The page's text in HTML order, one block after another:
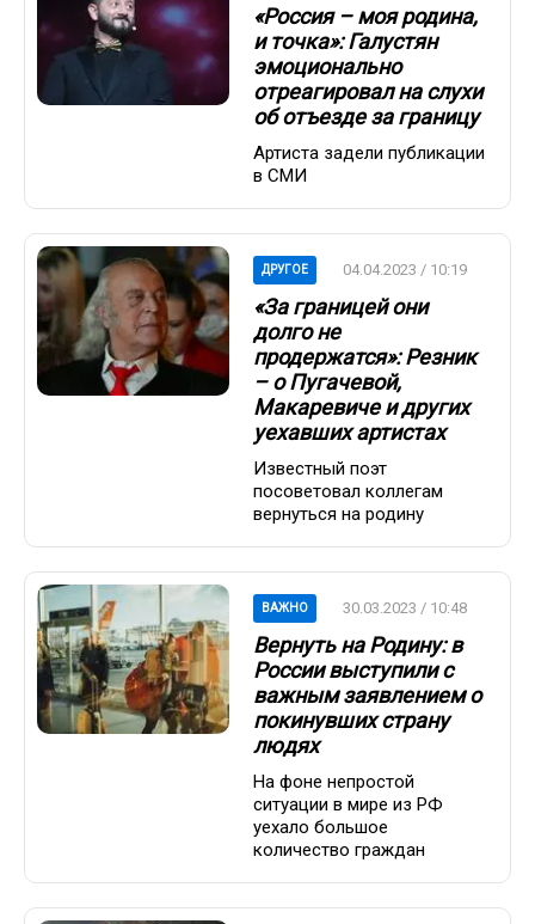
«Россия – моя родина,
и точка»: Галустян
эмоционально
отреагировал на слухи
об отъезде за границу
Артиста задели публикации
в СМИ
ДРУГОЕ 04.04.2023 / 10:19
«За границей они
долго не
продержатся»: Резник
– о Пугачевой,
Макаревиче и других
уехавших артистах
Известный поэт
посоветовал коллегам
вернуться на родину
ВАЖНО 30.03.2023 / 10:48
Вернуть на Родину: в
России выступили с
важным заявлением о
покинувших страну
людях
На фоне непростой
ситуации в мире из РФ
уехало большое
количество граждан